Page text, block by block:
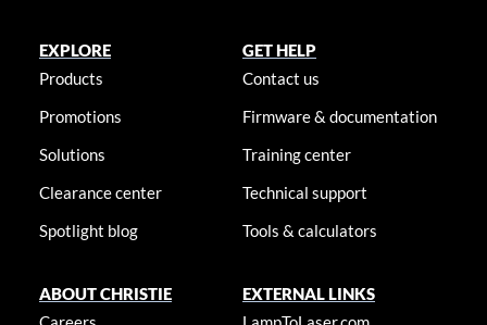
EXPLORE
Products
Promotions
Solutions
Clearance center
Spotlight blog
GET HELP
Contact us
Firmware & documentation
Training center
Technical support
Tools & calculators
ABOUT CHRISTIE
EXTERNAL LINKS